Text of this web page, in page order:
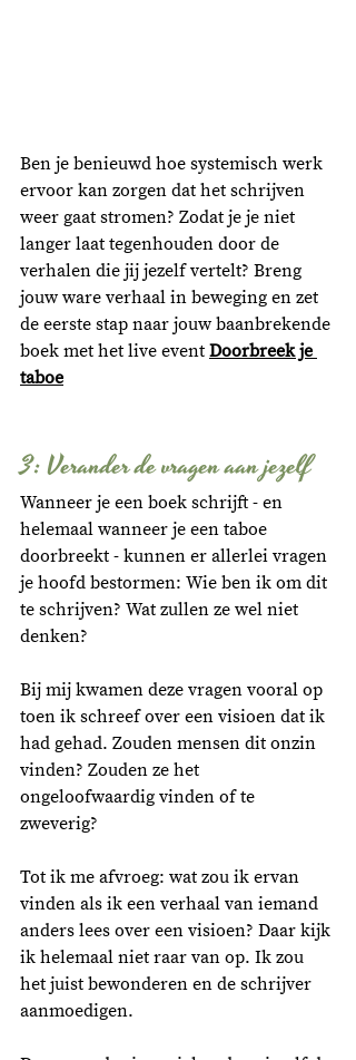
Ben je benieuwd hoe systemisch werk
ervoor kan zorgen dat het schrijven
weer gaat stromen? Zodat je je niet
langer laat tegenhouden door de
verhalen die jij jezelf vertelt? Breng
jouw ware verhaal in beweging en zet
de eerste stap naar jouw baanbrekende
boek met het live event Doorbreek je
taboe
3: Verander de vragen aan jezelf
Wanneer je een boek schrijft - en
helemaal wanneer je een taboe
doorbreekt - kunnen er allerlei vragen
je hoofd bestormen: Wie ben ik om dit
te schrijven? Wat zullen ze wel niet
denken?
Bij mij kwamen deze vragen vooral op
toen ik schreef over een visioen dat ik
had gehad. Zouden mensen dit onzin
vinden? Zouden ze het
ongeloofwaardig vinden of te
zweverig?
Tot ik me afvroeg: wat zou ik ervan
vinden als ik een verhaal van iemand
anders lees over een visioen? Daar kijk
ik helemaal niet raar van op. Ik zou
het juist bewonderen en de schrijver
aanmoedigen.